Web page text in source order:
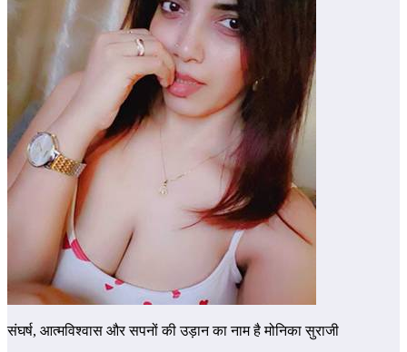
संघर्ष, आत्मविश्वास और सपनों की उड़ान का नाम है मोनिका सुराजी